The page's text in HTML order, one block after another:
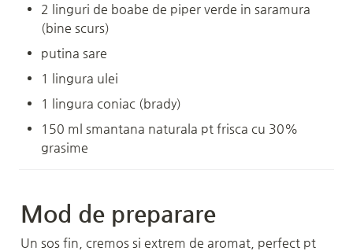
2 linguri de boabe de piper verde in saramura
(bine scurs)
putina sare
1 lingura ulei
1 lingura coniac (brady)
150 ml smantana naturala pt frisca cu 30%
grasime
Mod de preparare
Un sos fin, cremos si extrem de aromat, perfect pt